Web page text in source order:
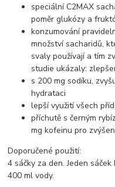
speciální C2MAX
poměr glukózy a
konzumování
množství sacharidů,
svaly používají a tím
studie ukázaly:
s 200 mg sodíku,
hydrataci
lepší využití všech
příchutě s černým
mg kofeinu pro
Doporučené použití:
4 sáčky za den. Jeden
400 ml vody.